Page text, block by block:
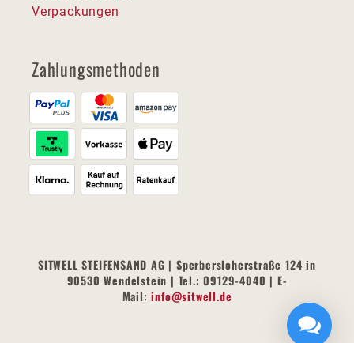
Verpackungen
Zahlungsmethoden
SITWELL STEIFENSAND AG | Sperbersloherstraße 124 in
90530 Wendelstein | Tel.: 09129-4040 | E-
Mail:info@sitwell.de